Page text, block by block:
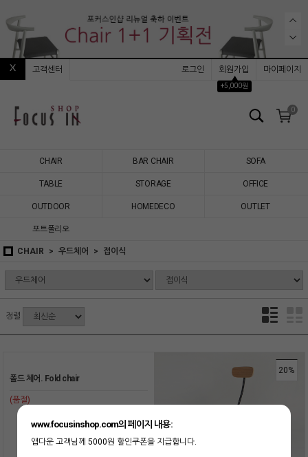
고객센터 로그인
회원가입
▲
+5,000원
마이페이지
0
CHAIR BAR CHAIR SOFA
TABLE STORAGE OFFICE
OUTDOOR HOMEDECO OUTLET
포트폴리오
CHAIR 우드체어 접이식
정렬
20%
폴드 체어. Fold chair
(품절)
www.focusinshop.com의 페이지 내용:
앱다운 고객님께 5000원 할인쿠폰을 지급합니다.